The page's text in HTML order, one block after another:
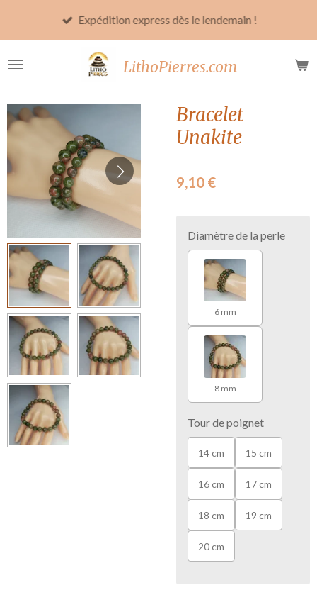
principal
LithoPierres.com
Expédition express dès le lendemain !
Bracelet
Unakite
9,10 €
Diamètre de la perle
6 mm
8 mm
Tour de poignet
14 cm 15 cm
16 cm 17 cm
18 cm 19 cm
20 cm